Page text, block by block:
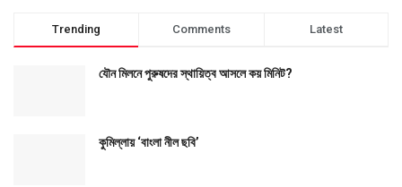
Trending Comments Latest
যৌন মিলনে পুরুষদের স্থায়িত্ব আসলে কয় মিনিট?
কুমিল্লায় ‘বাংলা নীল ছবি’